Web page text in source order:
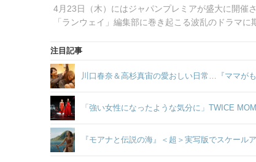
4月23日（木）にはジャパンプレミアが盛大に開催
「ランウェイ」編集部に巻き起こる波乱のドラマに
注目記事
川口春奈＆高杉真宙の愛おしい日常…『ママが
「強い女性になったような気分に」TWICE
『モアナと伝説の海』＜超＞実写版でスケール